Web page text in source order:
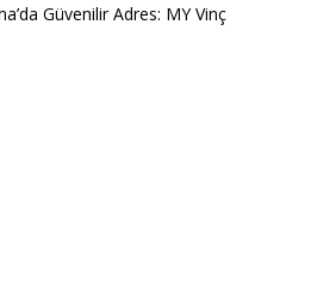
Güvenilir Adres: MY Vinç